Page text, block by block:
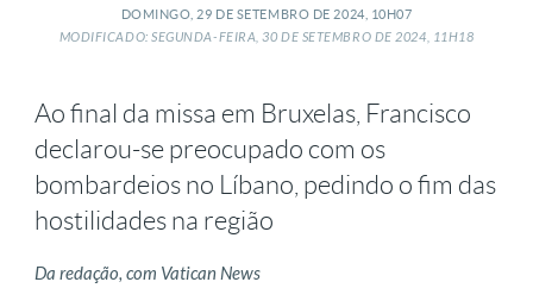
DOMINGO, 29 DE SETEMBRO DE 2024, 10H07
MODIFICADO: SEGUNDA-FEIRA, 30 DE SETEMBRO DE2024, 11H18
Ao final da missa em Bruxelas, Francisco
declarou-se preocupado com os
bombardeios no Líbano, pedindo o fim das
hostilidades na região
Da redação, com Vatican News